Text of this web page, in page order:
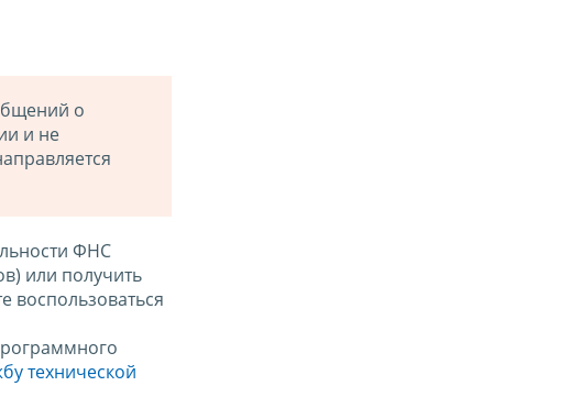
о
и не
ФНС
или получить
воспользоваться
технической